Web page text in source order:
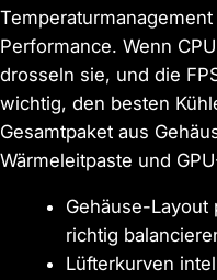
Performance. Wenn
drosseln sie, und die
wichtig, den besten
Gesamtpaket aus
Wärmeleitpaste und
Gehäuse-
richtig
Lüfterkurven